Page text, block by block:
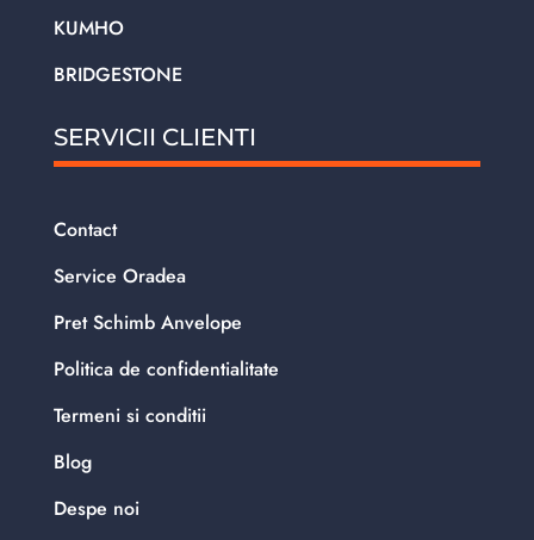
KUMHO
BRIDGESTONE
SERVICII CLIENTI
Contact
Service Oradea
Pret Schimb Anvelope
Politica de confidentialitate
Termeni si conditii
Blog
Despe noi